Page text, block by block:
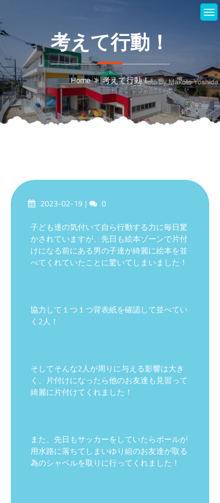
content
考えて行動！
Home 考えて行動！
Posted2023-02-19 Comments
0
子ども達の気付いて自ら行動する力に毎日驚
かされていますが、先日も絵本ゾーンで片付
けになる前にある男の子達が綺麗に絵本を並
べてくれていたことに驚いてしまいました！
協力して１つ１つ背表紙を確認して並べてい
く2人！
そしてそんな2人が周りに与える影響は大き
く、片付けになったら他のお友達も見習って
綺麗に片付けてくれました！
また、先日もサッカーをしていたらボールが
用水路に落ちてしまいゆり組のお友達が取る
為のシャベルを取りに行ってくれました！